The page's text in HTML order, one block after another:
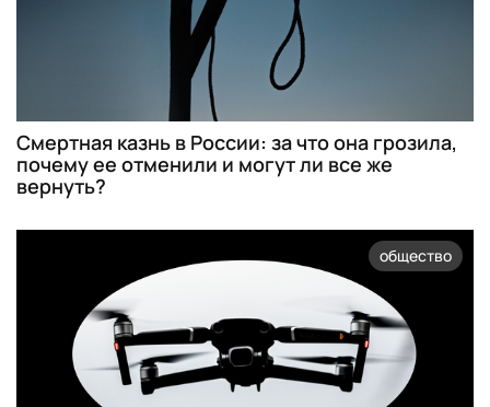
Смертная казнь в России: за что она грозила,
почему ее отменили и могут ли все же
вернуть?
общество